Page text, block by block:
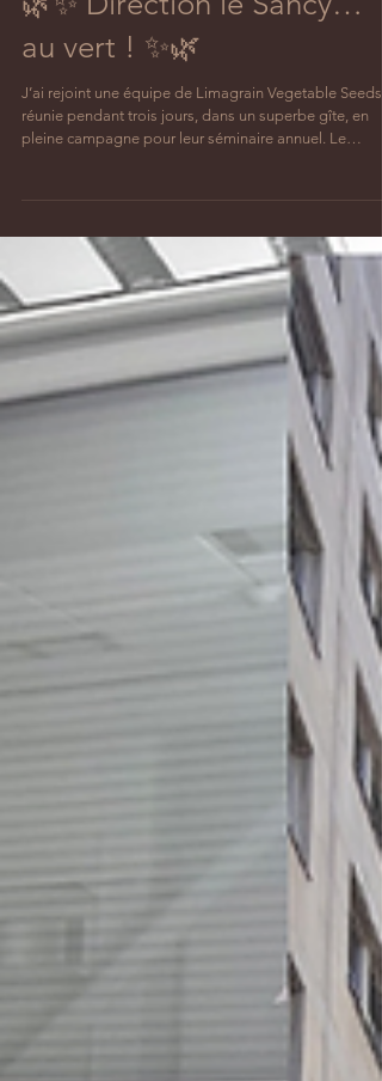
15 juil. 1 min de lecture
🌿✨ Direction le Sancy…
pleine campagne pour leur séminaire annuel. Le
troisième matin, pendant leur workshop, chacun des 8
participants a pu découvrir le massage assis dans un
petit coin cocooning que j’avais préparé avec
de soin.